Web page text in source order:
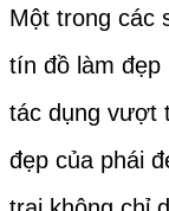
Một trong các
tín đồ làm đẹp
tác dụng vượt
đẹp của phái